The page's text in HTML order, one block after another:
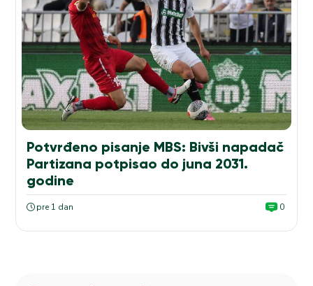
Potvrđeno pisanje MBS: Bivši napadač
Partizana potpisao do juna 2031.
godine
pre 1 dan 0